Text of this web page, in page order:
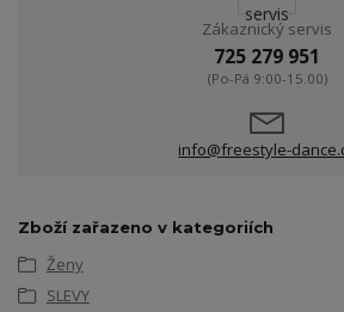
Zákaznický servis
725 279 951
(Po-Pá 9:00-15.00)
info@freestyle-
Zboží zařazeno v kategoriích
Ženy
SLEVY